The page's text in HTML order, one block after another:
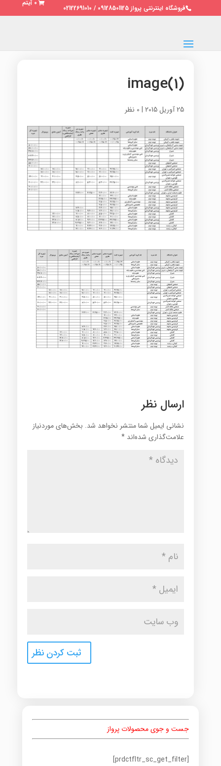
فروشگاه اینترنتی پرواز 09128501125 / 02122691010
0 آیتم
image(1)
25 آوریل 2015 | 0 نظر
ارسال نظر
نشانی ایمیل شما منتشر نخواهد شد. بخش‌های موردنیاز
علامت‌گذاری شده‌اند *
جست و جوی محصولات پرواز
[prdctfltr_sc_get_filter]